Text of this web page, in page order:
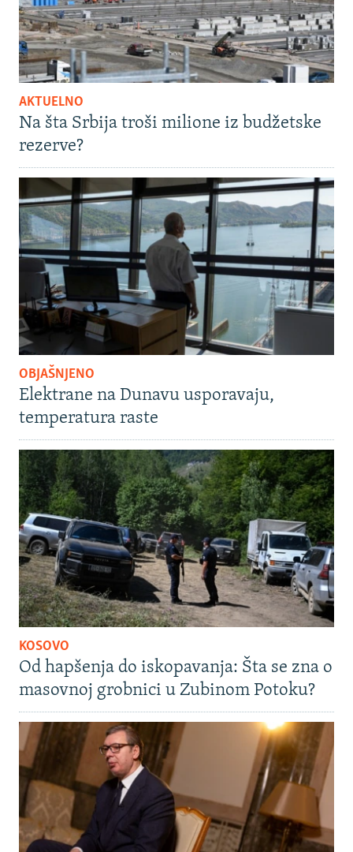
AKTUELNO
Na šta Srbija troši milione iz budžetske
rezerve?
OBJAŠNJENO
Elektrane na Dunavu usporavaju,
temperatura raste
KOSOVO
Od hapšenja do iskopavanja: Šta se zna o
masovnoj grobnici u Zubinom Potoku?